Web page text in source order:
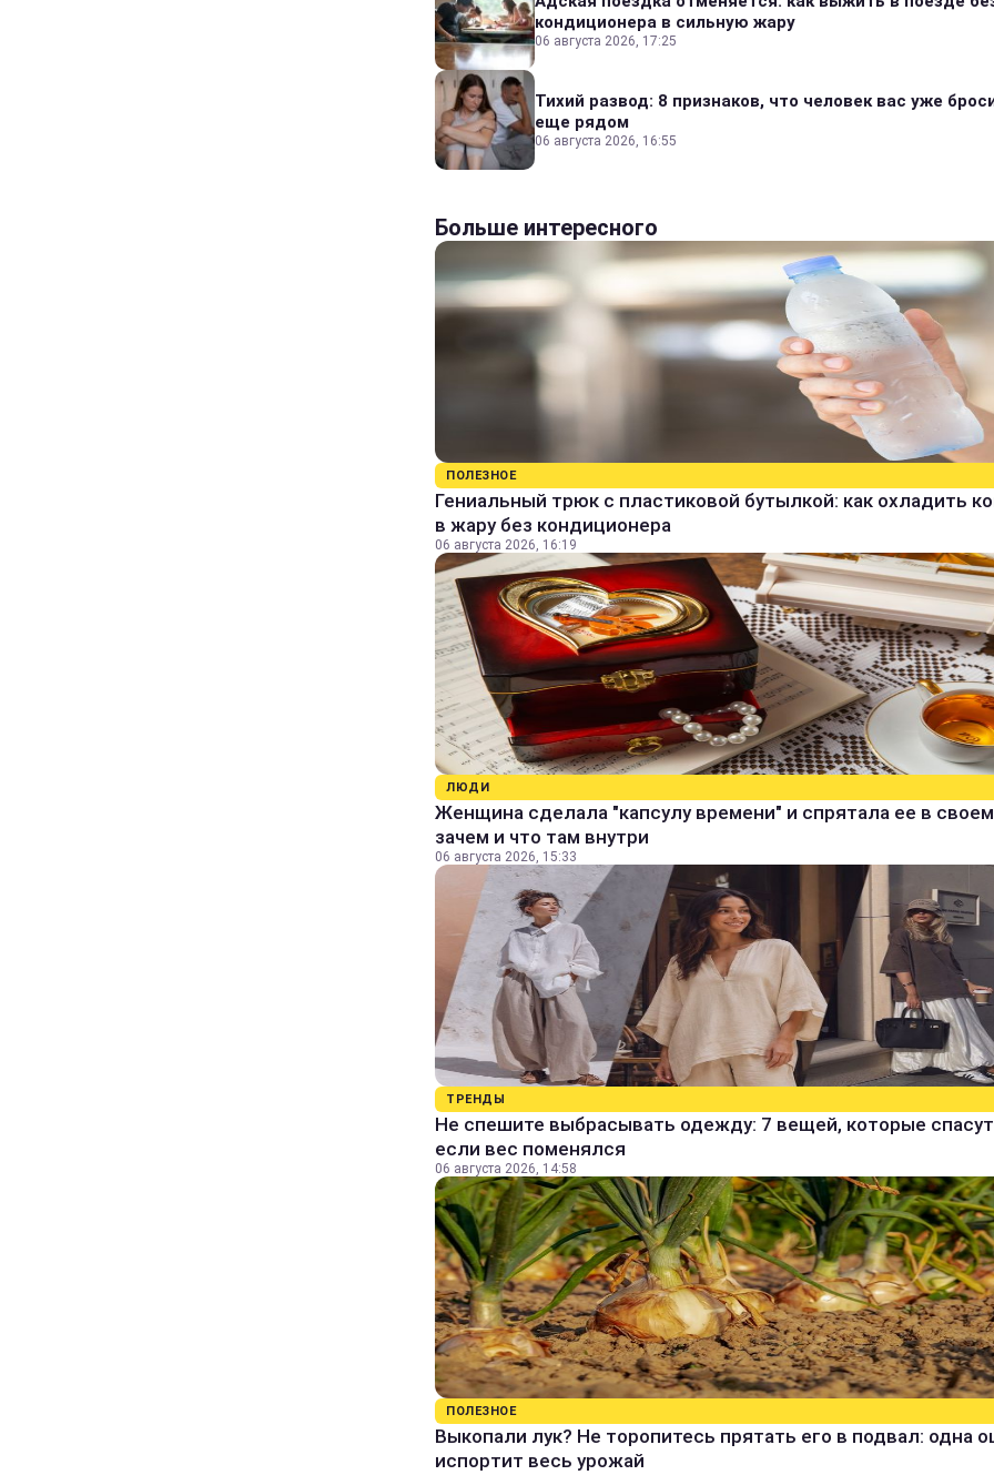
кондиционера в сильную жару
06 августа 2026, 17:25
Тихий развод: 8 признаков, что человек вас уже
еще рядом
06 августа 2026, 16:55
Больше интересного
ПОЛЕЗНОЕ
Гениальный трюк с пластиковой бутылкой: как охладить
в жару без кондиционера
06 августа 2026, 16:19
ЛЮДИ
Женщина сделала "капсулу времени" и спрятала ее в
зачем и что там внутри
06 августа 2026, 15:33
ТРЕНДЫ
Не спешите выбрасывать одежду: 7 вещей, которые спасут
если вес поменялся
06 августа 2026, 14:58
ПОЛЕЗНОЕ
Выкопали лук? Не торопитесь прятать его в подвал: одна
испортит весь урожай